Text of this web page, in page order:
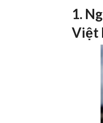
1.
Việt